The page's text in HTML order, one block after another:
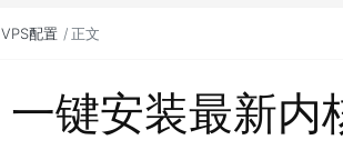
VPS配置 正文
一键安装最新内